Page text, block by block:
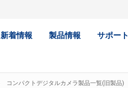
新着情報 製品情報 サポート
コンパクトデジタルカメラ製品一覧(旧製品)